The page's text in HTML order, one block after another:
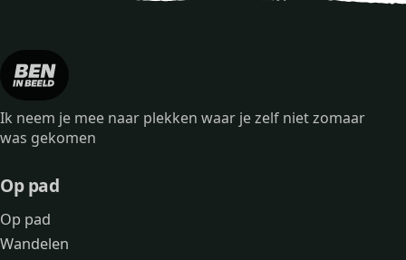
Ik neem je mee naar plekken waar je zelf niet zomaar
was gekomen
Op pad
Op pad
Wandelen